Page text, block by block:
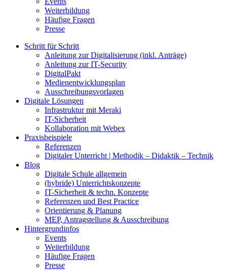
Weiterbildung
Häufige Fragen
Presse
Schritt für Schritt
Anleitung zur Digitalisierung (inkl. Anträge)
Anleitung zur IT-Security
DigitalPakt
Medienentwicklungsplan
Ausschreibungsvorlagen
Digitale Lösungen
Infrastruktur mit Meraki
IT-Sicherheit
Kollaboration mit Webex
Praxisbeispiele
Referenzen
Digitaler Unterricht | Methodik – Didaktik – Technik
Blog
Digitale Schule allgemein
(hybride) Unterrichtskonzepte
IT-Sicherheit & techn. Konzepte
Referenzen und Best Practice
Orientierung & Planung
MEP, Antragstellung & Ausschreibung
Hintergrundinfos
Events
Weiterbildung
Häufige Fragen
Presse